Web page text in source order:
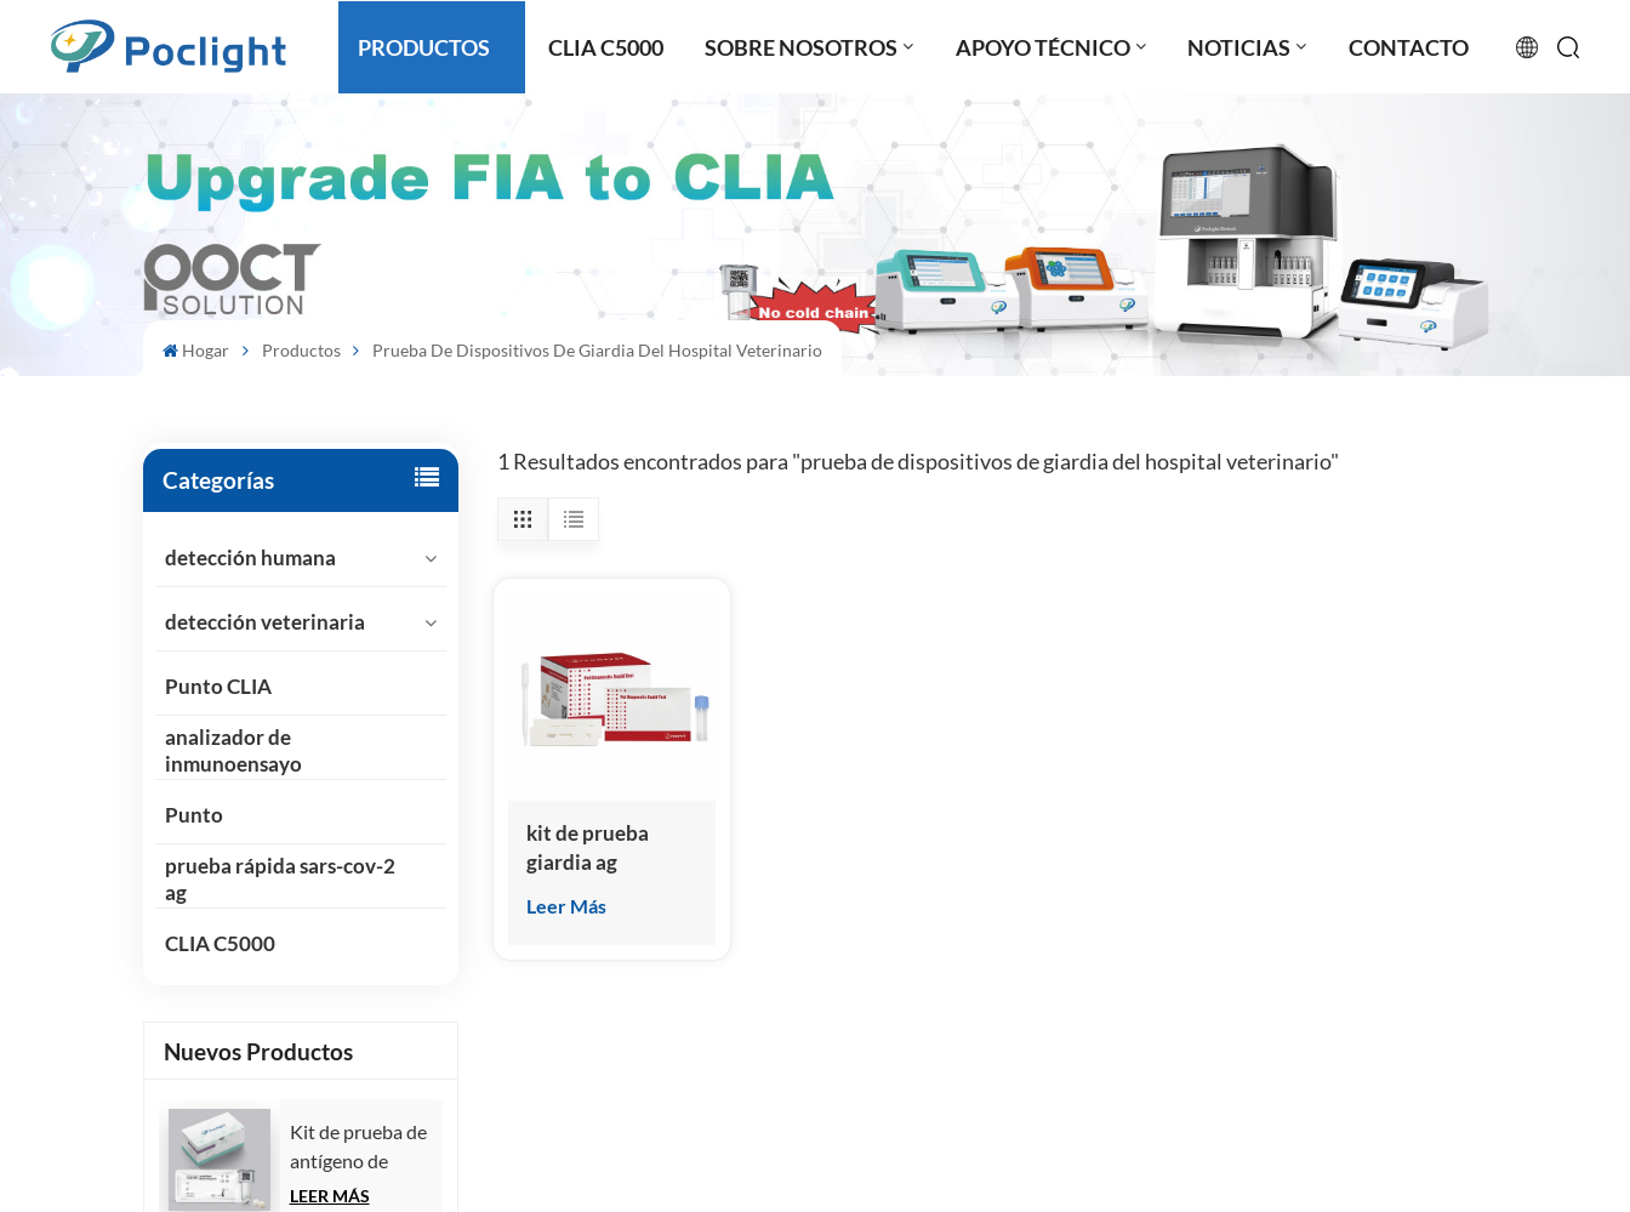
PRODUCTOS CLIA C5000 SOBRE NOSOTROS APOYO TÉCNICO NOTICIAS CONTACTO
русский
español
Hogar Productos Prueba De Dispositivos De Giardia Del Hospital Veterinario
Categorías
detección humana
detección veterinaria
Punto CLIA
analizador de
inmunoensayo
Punto
prueba rápida sars-cov-2
ag
CLIA C5000
Nuevos Productos
Kit de prueba de
antígeno de
carbohidratos
LEER MÁS
1 Resultados encontrados para "prueba de dispositivos de giardia del hospital veterinario"
kit de prueba
giardia ag
Leer Más